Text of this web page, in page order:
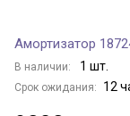
Амортизатор
В наличии: 1 шт.
Срок ожидания: 12